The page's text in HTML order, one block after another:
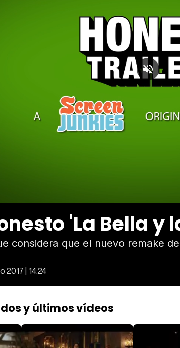
'La Bella y
considera que el nuevo remake
2017 | 14:24
y últimos vídeos